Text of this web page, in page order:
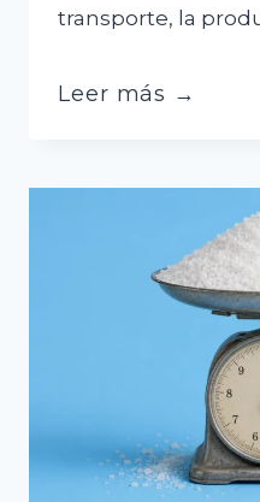
transporte, la
Leer más →
Después
meses,
Gobierno
interviene
corrupción